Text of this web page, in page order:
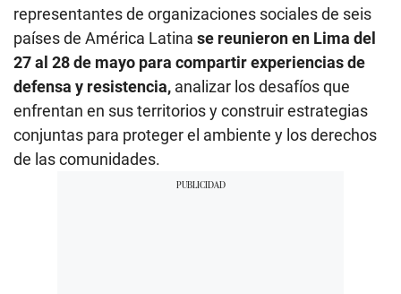
representantes de organizaciones sociales de seis
países de América Latina se reunieron en Lima del
27 al 28 de mayo para compartir experiencias de
defensa y resistencia, analizar los desafíos que
enfrentan en sus territorios y construir estrategias
conjuntas para proteger el ambiente y los derechos
de las comunidades.